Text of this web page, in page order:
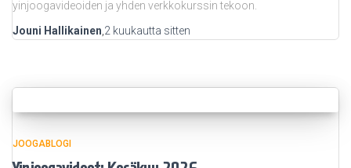
yinjoogavideoiden ja yhden verkkokurssin tekoon.
Jouni Hallikainen 2 kuukautta sitten
JOOGABLOGI